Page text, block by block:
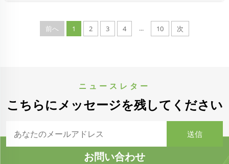
すれば、
それに伴
に重要で
す。人気の
れらのパネ
ルは空気を
清潔に保
ち、より安
前へ 1 2 3 4 ... 10 次
ニュースレター
こちらにメッセージを残してください
お問い合わせ